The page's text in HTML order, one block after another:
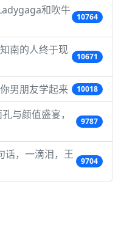
和吹牛
10764
南的人终于现
10671
男朋友学起来 10018
与颜值盛宴，
9787
话，一滴泪，王
9704